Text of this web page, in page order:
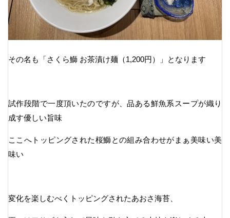
その名も「さくら鰤 お茶漬け麺（1,200円）」となります
試作段階で一度頂いたのですが、品ある鮮魚系スープが織り
成す優しい旨味
ここへトッピングされた桜鰤との組み合わせがまぁ美味い美
味い
変化を楽しむべくトッピングされたあおさ海苔、